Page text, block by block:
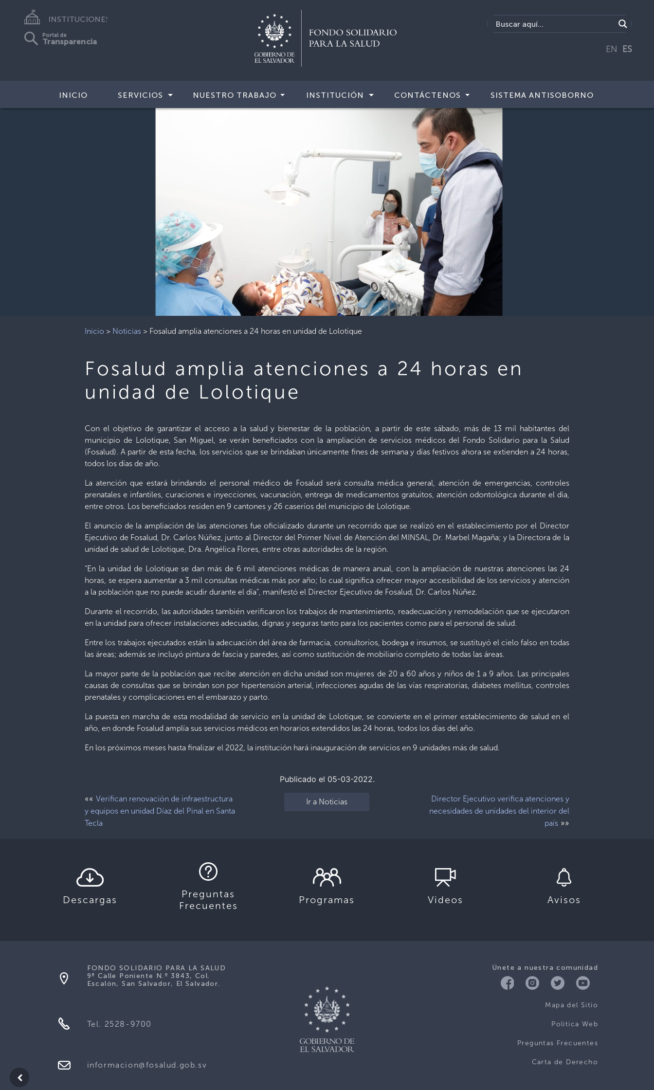
INSTITUCIONES
Portal de
Transparencia
EN ES
INICIO SERVICIOS NUESTRO TRABAJO INSTITUCIÓN CONTÁCTENOS SISTEMA ANTISOBORNO
Inicio > Noticias > Fosalud amplia atenciones a 24 horas en unidad de Lolotique
Fosalud amplia atenciones a 24 horas en
unidad de Lolotique
Con el objetivo de garantizar el acceso a la salud y bienestar de la población, a partir de este sábado, más de 13 mil habitantes del
municipio de Lolotique, San Miguel, se verán beneficiados con la ampliación de servicios médicos del Fondo Solidario para la Salud
(Fosalud). A partir de esta fecha, los servicios que se brindaban únicamente fines de semana y días festivos ahora se extienden a 24 horas,
todos los días de año.
La atención que estará brindando el personal médico de Fosalud será consulta médica general, atención de emergencias, controles
prenatales e infantiles, curaciones e inyecciones, vacunación, entrega de medicamentos gratuitos, atención odontológica durante el día,
entre otros. Los beneficiados residen en 9 cantones y 26 caseríos del municipio de Lolotique.
El anuncio de la ampliación de las atenciones fue oficializado durante un recorrido que se realizó en el establecimiento por el Director
Ejecutivo de Fosalud, Dr. Carlos Núñez, junto al Director del Primer Nivel de Atención del MINSAL, Dr. Marbel Magaña; y la Directora de la
unidad de salud de Lolotique, Dra. Angélica Flores, entre otras autoridades de la región.
“En la unidad de Lolotique se dan más de 6 mil atenciones médicas de manera anual, con la ampliación de nuestras atenciones las 24
horas, se espera aumentar a 3 mil consultas médicas más por año; lo cual significa ofrecer mayor accesibilidad de los servicios y atención
a la población que no puede acudir durante el día”, manifestó el Director Ejecutivo de Fosalud, Dr. Carlos Núñez.
Durante el recorrido, las autoridades también verificaron los trabajos de mantenimiento, readecuación y remodelación que se ejecutaron
en la unidad para ofrecer instalaciones adecuadas, dignas y seguras tanto para los pacientes como para el personal de salud.
Entre los trabajos ejecutados están la adecuación del área de farmacia, consultorios, bodega e insumos, se sustituyó el cielo falso en todas
las áreas; además se incluyó pintura de fascia y paredes, así como sustitución de mobiliario completo de todas las áreas.
La mayor parte de la población que recibe atención en dicha unidad son mujeres de 20 a 60 años y niños de 1 a 9 años. Las principales
causas de consultas que se brindan son por hipertensión arterial, infecciones agudas de las vías respiratorias, diabetes mellitus, controles
prenatales y complicaciones en el embarazo y parto.
La puesta en marcha de esta modalidad de servicio en la unidad de Lolotique, se convierte en el primer establecimiento de salud en el
año, en donde Fosalud amplía sus servicios médicos en horarios extendidos las 24 horas, todos los días del año.
En los próximos meses hasta finalizar el 2022, la institución hará inauguración de servicios en 9 unidades más de salud.
Publicado el 05-03-2022.
««Verifican renovación de infraestructura
y equipos en unidad Díaz del Pinal en Santa
Tecla
Ir a Noticias
Director Ejecutivo verifica atenciones y
necesidades de unidades del interior del
país»»
Descargas
Preguntas
Frecuentes
Programas Videos Avisos
Únete a nuestra comunidad
Mapa del Sitio
Politica Web
Preguntas Frecuentes
Carta de Derecho
FONDO SOLIDARIO PARA LA SALUD
9ª Calle Poniente N.º 3843, Col.
Escalón, San Salvador, El Salvador.
Tel. 2528-9700
informacion@fosalud.gob.sv